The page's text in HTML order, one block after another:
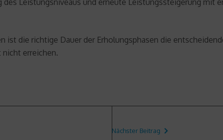
Leistungsniveaus und erneute Leistungssteigerung mit
ist die richtige Dauer der Erholungsphasen die
nicht erreichen.
Nächster Beitrag